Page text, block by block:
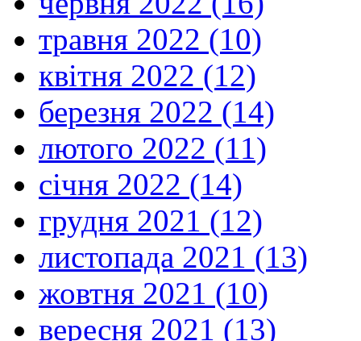
травня 2022 (10)
квітня 2022 (12)
березня 2022 (14)
лютого 2022 (11)
січня 2022 (14)
грудня 2021 (12)
листопада 2021 (13)
жовтня 2021 (10)
вересня 2021 (13)